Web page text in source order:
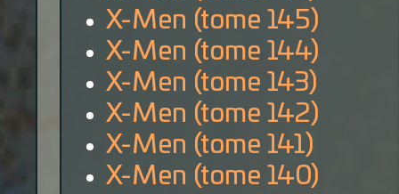
X-Men (tome 145)
X-Men (tome 144)
X-Men (tome 143)
X-Men (tome 142)
X-Men (tome 141)
X-Men (tome 140)